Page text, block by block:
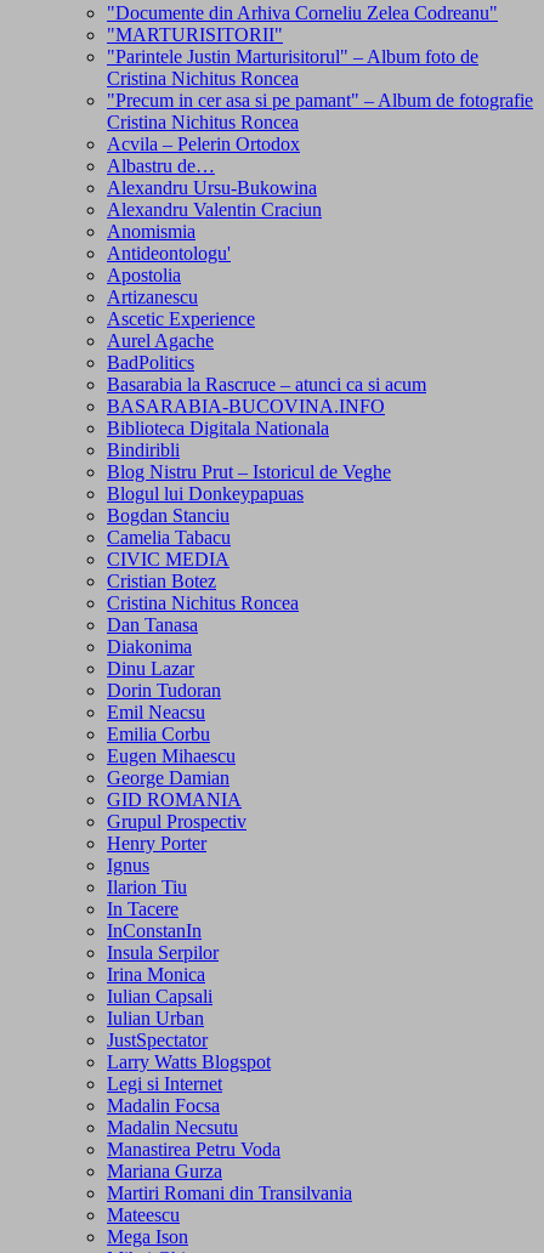
"Documente din Arhiva Corneliu Zelea Codreanu"
"MARTURISITORII"
"Parintele Justin Marturisitorul" – Album foto de
Cristina Nichitus Roncea
"Precum in cer asa si pe pamant" – Album de fotografie
Cristina Nichitus Roncea
Acvila – Pelerin Ortodox
Albastru de…
Alexandru Ursu-Bukowina
Alexandru Valentin Craciun
Anomismia
Antideontologu'
Apostolia
Artizanescu
Ascetic Experience
Aurel Agache
BadPolitics
Basarabia la Rascruce – atunci ca si acum
BASARABIA-BUCOVINA.INFO
Biblioteca Digitala Nationala
Bindiribli
Blog Nistru Prut – Istoricul de Veghe
Blogul lui Donkeypapuas
Bogdan Stanciu
Camelia Tabacu
CIVIC MEDIA
Cristian Botez
Cristina Nichitus Roncea
Dan Tanasa
Diakonima
Dinu Lazar
Dorin Tudoran
Emil Neacsu
Emilia Corbu
Eugen Mihaescu
George Damian
GID ROMANIA
Grupul Prospectiv
Henry Porter
Ignus
Ilarion Tiu
In Tacere
InConstanIn
Insula Serpilor
Irina Monica
Iulian Capsali
Iulian Urban
JustSpectator
Larry Watts Blogspot
Legi si Internet
Madalin Focsa
Madalin Necsutu
Manastirea Petru Voda
Mariana Gurza
Martiri Romani din Transilvania
Mateescu
Mega Ison